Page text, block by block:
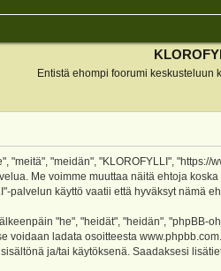
Entistä ehompi foorumi keskusteluun
"meitä", "meidän", "KLOROFYLLI",
Me voimme muuttaa näitä ehtoja
palvelun käyttö vaatii että hyväksyt nämä
"he", "heidät", "heidän", "phpBB-
voidaan ladata osoitteesta www.phpbb.com
ja/tai käytöksenä. Saadaksesi